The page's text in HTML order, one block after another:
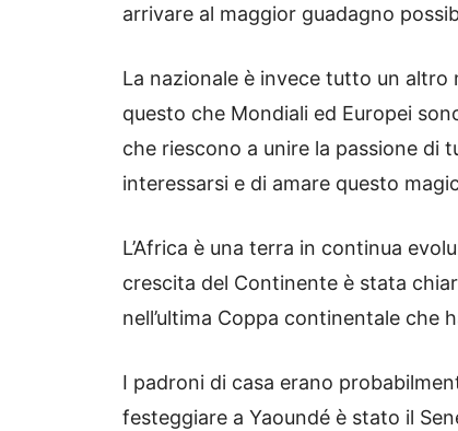
arrivare al maggior guadagno
La nazionale è invece tutto un altro
questo che Mondiali ed Europei
che riescono a unire la passione di
interessarsi e di amare questo
L’Africa è una terra in continua
crescita del Continente è stata
nell’ultima Coppa continentale che
I padroni di casa erano
festeggiare a Yaoundé è stato il